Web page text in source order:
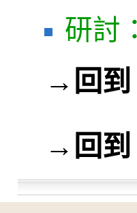
研討
→ 回
→ 回